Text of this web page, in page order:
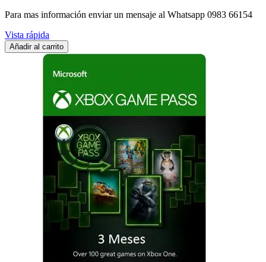
Para mas información enviar un mensaje al Whatsapp 0983 66154
Vista rápida
Añadir al carrito